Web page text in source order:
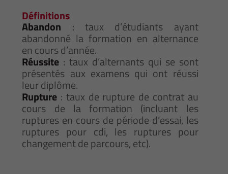
Définitions
Abandon : taux d’étudiants ayant
abandonné la formation en alternance
en cours d’année.
Réussite : taux d’alternants qui se sont
présentés aux examens qui ont réussi
leur diplôme.
Rupture : taux de rupture de contrat au
cours de la formation (incluant les
ruptures en cours de période d’essai, les
ruptures pour cdi, les ruptures pour
changement de parcours, etc).